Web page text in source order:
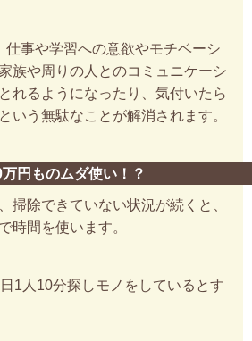
仕事や学習への意欲やモチベーシ
族や周りの人とのコミュニケーシ
れるようになったり、気付いたら
いう無駄なことが解消されます。
円ものムダ使い！？
掃除できていない状況が続くと、
時間を使います。
1人10分探しモノをしているとす